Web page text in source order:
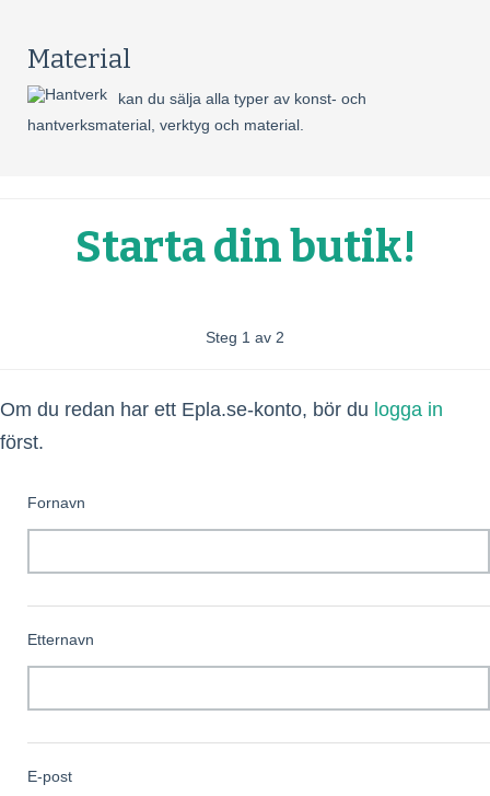
Material
kan du sälja alla typer av konst- och
hantverksmaterial, verktyg och material.
Starta din butik!
Steg 1 av 2
Om du redan har ett Epla.se-konto, bör du logga in
först.
Fornavn
Etternavn
E-post